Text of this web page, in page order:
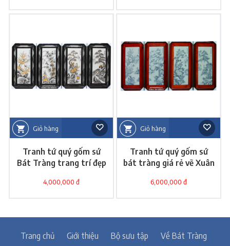
Giỏ hàng
Tranh tứ quý gốm sứ
Bát Tràng trang trí đẹp
4,000,000 đ
Giỏ hàng
Tranh tứ quý gốm sứ
bát tràng giá rẻ vẽ Xuân
6,000,000 đ
Trang chủ Giới thiệu Bộ sưu tập
Về Bát Tràng